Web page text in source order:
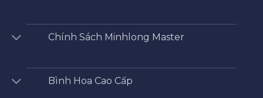
Chính Sách Minhlong Master
Bình Hoa Cao Cấp